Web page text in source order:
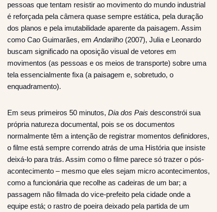
pessoas que tentam resistir ao movimento do mundo industrial
é reforçada pela câmera quase sempre estática, pela duração
dos planos e pela imutabilidade aparente da paisagem. Assim
como Cao Guimarães, em Andarilho (2007), Julia e Leonardo
buscam significado na oposição visual de vetores em
movimentos (as pessoas e os meios de transporte) sobre uma
tela essencialmente fixa (a paisagem e, sobretudo, o
enquadramento).
Em seus primeiros 50 minutos, Dia dos Pais desconstrói sua
própria natureza documental, pois se os documentos
normalmente têm a intenção de registrar momentos definidores,
o filme está sempre correndo atrás de uma História que insiste
deixá-lo para trás. Assim como o filme parece só trazer o pós-
acontecimento – mesmo que eles sejam micro acontecimentos,
como a funcionária que recolhe as cadeiras de um bar; a
passagem não filmada do vice-prefeito pela cidade onde a
equipe está; o rastro de poeira deixado pela partida de um